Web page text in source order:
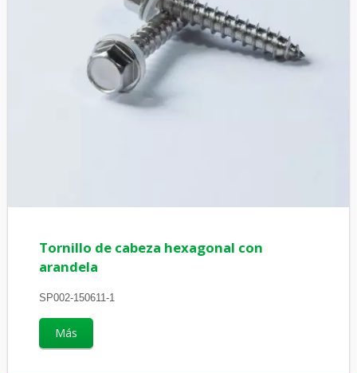
Tornillo de cabeza hexagonal con
arandela
SP002-150611-1
Más